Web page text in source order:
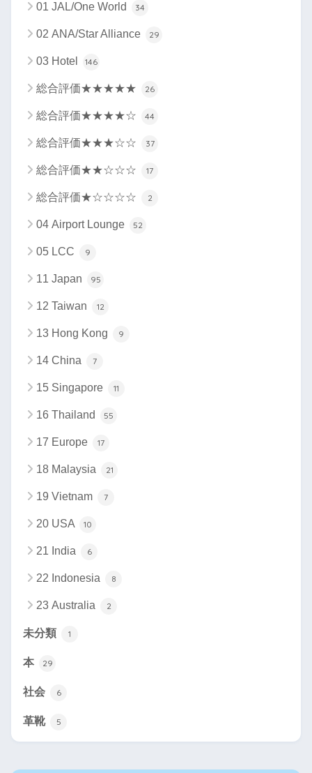
01 JAL/One World 34
02 ANA/Star Alliance 29
03 Hotel 146
総合評価★★★★★ 26
総合評価★★★★☆ 44
総合評価★★★☆☆ 37
総合評価★★☆☆☆ 17
総合評価★☆☆☆☆ 2
04 Airport Lounge 52
05 LCC 9
11 Japan 95
12 Taiwan 12
13 Hong Kong 9
14 China 7
15 Singapore 11
16 Thailand 55
17 Europe 17
18 Malaysia 21
19 Vietnam 7
20 USA 10
21 India 6
22 Indonesia 8
23 Australia 2
未分類 1
本 29
社会 6
革靴 5